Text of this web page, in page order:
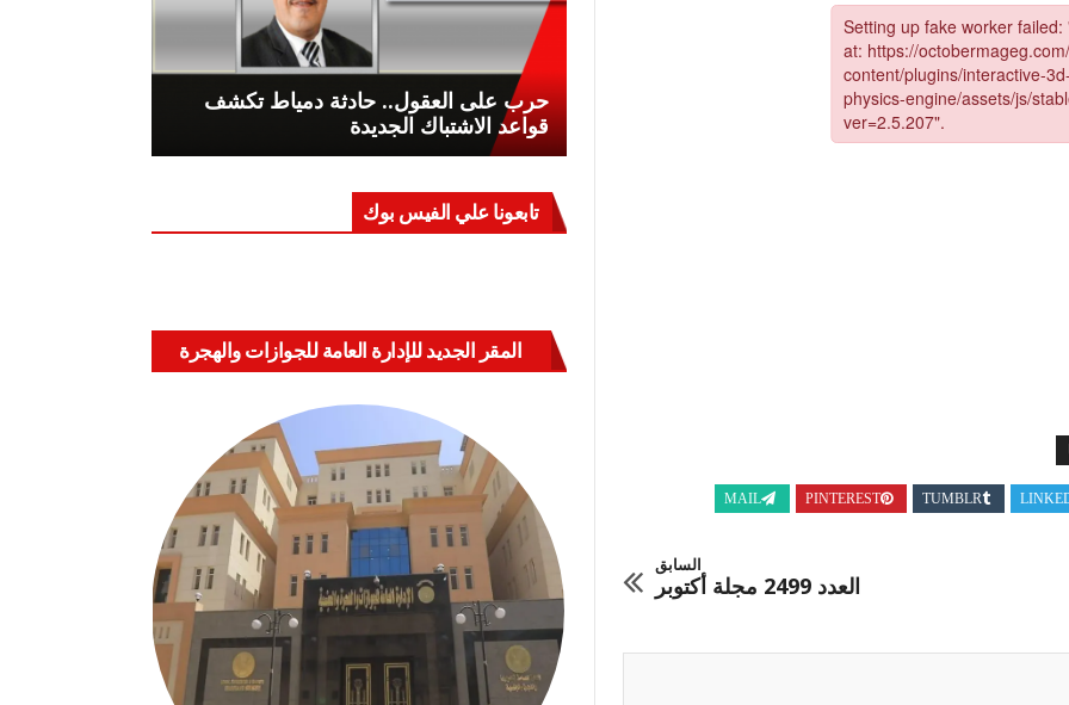
TUMBLR
PINTEREST
MAIL
السابق
العدد 2499 مجلة أكتوبر
حرب على العقول.. حادثة دمياط تكشف
قواعد الاشتباك الجديدة
كيف تحمي مصر ثرواتها في الجنوب؟
معركة لا تُرى.. وحراس لا ينامون
تابعونا علي الفيس بوك
المقر الجديد للإدارة العامة للجوازات والهجرة